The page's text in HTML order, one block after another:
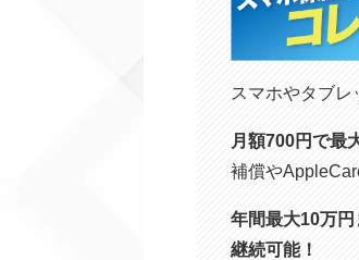
スマホやタブレ
月額700円で最
補償や
年間最大10万
継続可能！